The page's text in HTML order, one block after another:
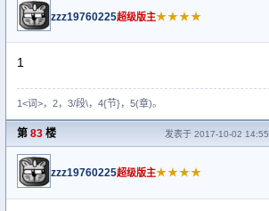
zzz19760225超级版主★★★★
1
1<词>，2，3/段\，4{节}，5(章)。
第 83 楼 发表于 2017-10-02 14:55
zzz19760225超级版主★★★★